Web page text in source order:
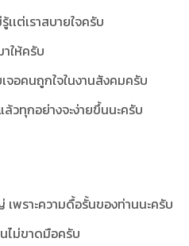
เต่เราสบายใจครับ
ให้ครับ
จอคนถูกใจในงานสังคมครับ
วทุกอย่างจะง่ายขึ้นนะครับ
พราะความดื้อรั้นของท่านนะครับ
ไม่ขาดมือครับ